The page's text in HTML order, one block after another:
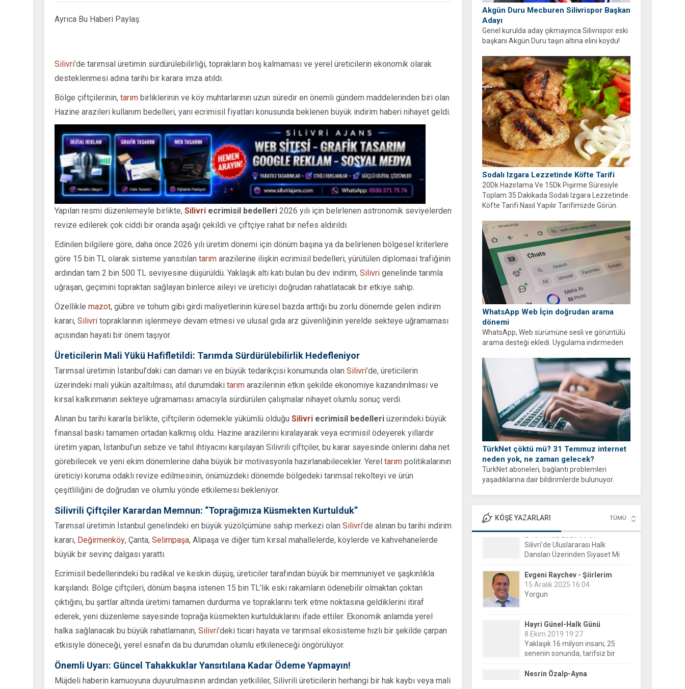
Akgün Duru Mecburen Silivrispor Başkan
Adayı
Genel kurulda aday çıkmayınca Silivrispor eski
başkanı Akgün Duru taşın altına elini koydu!
açıkladı.
Sodalı Izgara Lezzetinde Köfte Tarifi
20Dk Hazırlama Ve 15Dk Pişirme Süresiyle
Toplam 35 Dakikada Sodalı Izgara Lezzetinde
Köfte Tarifi Nasıl Yapılır Tarifimizde Görün.
WhatsApp Web İçin doğrudan arama
dönemi
WhatsApp, Web sürümüne sesli ve görüntülü
arama desteği ekledi. Uygulama indirmeden
yapabilirsiniz.
TürkNet çöktü mü? 31 Temmuz internet
neden yok, ne zaman gelecek?
TürkNet aboneleri, bağlantı problemleri
yaşadıklarına dair bildirimlerde bulunuyor.
durumu öğrenmeye...
KÖŞE YAZARLARI TÜMÜ
Evgeni Raychev - Şiirlerim
15 Aralık 2025 16:04
Hayri Günel-Halk Günü
senenin sonunda, tarifsiz bir
belirsizliğin ortasına bıraktılar!
Nesrin Özalp-Ayna
24 Haziran 2026 00:04
Kaybeder? Üreticiden Esnafa,
Ayrıca Bu Haberi Paylaş:
Silivri’de tarımsal üretimin sürdürülebilirliği, toprakların boş kalmaması ve yerel üreticilerin ekonomik olarak
desteklenmesi adına tarihi bir karara imza atıldı.
Bölge çiftçilerinin, tarım birliklerinin ve köy muhtarlarının uzun süredir en önemli gündem maddelerinden biri olan
Hazine arazileri kullanım bedelleri, yani ecrimisil fiyatları konusunda beklenen büyük indirim haberi nihayet geldi.
Yapılan resmi düzenlemeyle birlikte, Silivri ecrimisil bedelleri 2026 yılı için belirlenen astronomik seviyelerden
revize edilerek çok ciddi bir oranda aşağı çekildi ve çiftçiye rahat bir nefes aldırıldı.
Edinilen bilgilere göre, daha önce 2026 yılı üretim dönemi için dönüm başına ya da belirlenen bölgesel kriterlere
göre 15 bin TL olarak sisteme yansıtılan tarım arazilerine ilişkin ecrimisil bedelleri, yürütülen diplomasi trafiğinin
ardından tam 2 bin 500 TL seviyesine düşürüldü. Yaklaşık altı katı bulan bu dev indirim, Silivri genelinde tarımla
uğraşan, geçimini topraktan sağlayan binlerce aileyi ve üreticiyi doğrudan rahatlatacak bir etkiye sahip.
Özellikle mazot, gübre ve tohum gibi girdi maliyetlerinin küresel bazda arttığı bu zorlu dönemde gelen indirim
kararı, Silivri topraklarının işlenmeye devam etmesi ve ulusal gıda arz güvenliğinin yerelde sekteye uğramaması
açısından hayati bir önem taşıyor.
Üreticilerin Mali Yükü Hafifletildi: Tarımda Sürdürülebilirlik Hedefleniyor
Tarımsal üretimin İstanbul’daki can damarı ve en büyük tedarikçisi konumunda olan Silivri’de, üreticilerin
üzerindeki mali yükün azaltılması, atıl durumdaki tarım arazilerinin etkin şekilde ekonomiye kazandırılması ve
kırsal kalkınmanın sekteye uğramaması amacıyla sürdürülen çalışmalar nihayet olumlu sonuç verdi.
Alınan bu tarihi kararla birlikte, çiftçilerin ödemekle yükümlü olduğu Silivri ecrimisil bedelleri üzerindeki büyük
finansal baskı tamamen ortadan kalkmış oldu. Hazine arazilerini kiralayarak veya ecrimisil ödeyerek yıllardır
üretim yapan, İstanbul’un sebze ve tahıl ihtiyacını karşılayan Silivrili çiftçiler, bu karar sayesinde önlerini daha net
görebilecek ve yeni ekim dönemlerine daha büyük bir motivasyonla hazırlanabilecekler. Yerel tarım politikalarının
üreticiyi koruma odaklı revize edilmesinin, önümüzdeki dönemde bölgedeki tarımsal rekolteyi ve ürün
çeşitliliğini de doğrudan ve olumlu yönde etkilemesi bekleniyor.
Silivrili Çiftçiler Karardan Memnun: “Toprağımıza Küsmekten Kurtulduk”
Tarımsal üretimin İstanbul genelindeki en büyük yüzölçümüne sahip merkezi olan Silivri’de alınan bu tarihi indirim
kararı, Değirmenköy, Çanta, Selimpaşa, Alipaşa ve diğer tüm kırsal mahallelerde, köylerde ve kahvehanelerde
büyük bir sevinç dalgası yarattı.
Ecrimisil bedellerindeki bu radikal ve keskin düşüş, üreticiler tarafından büyük bir memnuniyet ve şaşkınlıkla
karşılandı. Bölge çiftçileri, dönüm başına istenen 15 bin TL’lik eski rakamların ödenebilir olmaktan çoktan
çıktığını, bu şartlar altında üretimi tamamen durdurma ve topraklarını terk etme noktasına geldiklerini itiraf
ederek, yeni düzenleme sayesinde toprağa küsmekten kurtulduklarını ifade ettiler. Ekonomik anlamda yerel
halka sağlanacak bu büyük rahatlamanın, Silivri’deki ticari hayata ve tarımsal ekosisteme hızlı bir şekilde çarpan
etkisiyle döneceği, yerel esnafın da bu durumdan olumlu etkileneceği öngörülüyor.
Önemli Uyarı: Güncel Tahakkuklar Yansıtılana Kadar Ödeme Yapmayın!
Müjdeli haberin kamuoyuna duyurulmasının ardından yetkililer, Silivrili üreticilerin herhangi bir hak kaybı veya mali